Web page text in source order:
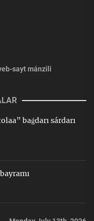
sayt mánzili
baǵdarı sárdarı